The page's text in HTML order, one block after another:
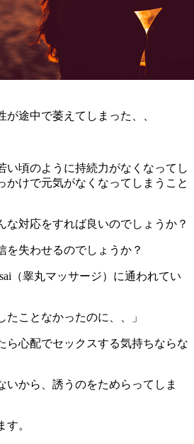
途中で萎えてしまった、、
い頃のように持続力がなくなってし
かけで元気がなくなってしまうこと
な対応をすれば良いのでしょうか？
を失わせるのでしょうか？
（睾丸マッサージ）に通われてい
たことなかったのに、、」
ら心配でセックスする気持ちならな
いから、誘うのをためらってしま
。